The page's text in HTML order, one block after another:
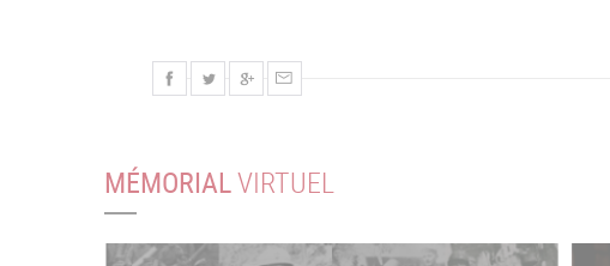
MÉMORIALVIRTUEL